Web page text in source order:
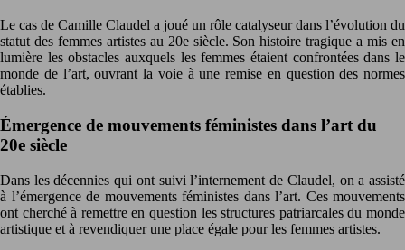
Le cas de Camille Claudel a joué un rôle catalyseur dans l’évolution du
statut des femmes artistes au 20e siècle. Son histoire tragique a mis en
lumière les obstacles auxquels les femmes étaient confrontées dans le
monde de l’art, ouvrant la voie à une remise en question des normes
établies.
Émergence de mouvements féministes dans l’art du
20e siècle
Dans les décennies qui ont suivi l’internement de Claudel, on a assisté
à l’émergence de mouvements féministes dans l’art. Ces mouvements
ont cherché à remettre en question les structures patriarcales du monde
artistique et à revendiquer une place égale pour les femmes artistes.